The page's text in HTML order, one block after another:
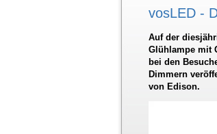
vosLED -
Auf der
Glühlampe mit
bei den
Dimmern
von Edison.